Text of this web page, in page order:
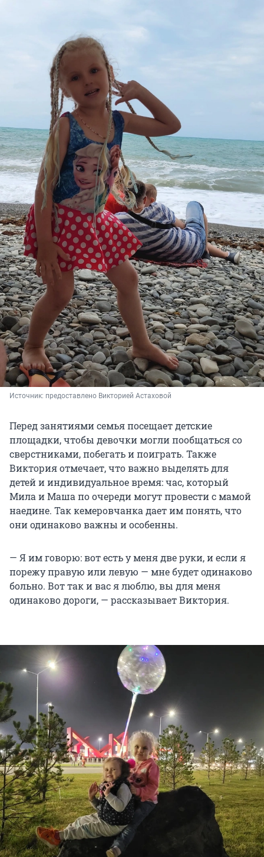
Источник: предоставлено Викторией Астаховой
Перед занятиями семья посещает детские
площадки, чтобы девочки могли пообщаться со
сверстниками, побегать и поиграть. Также
Виктория отмечает, что важно выделять для
детей и индивидуальное время: час, который
Мила и Маша по очереди могут провести с мамой
наедине. Так кемеровчанка дает им понять, что
они одинаково важны и особенны.
— Я им говорю: вот есть у меня две руки, и если я
порежу правую или левую — мне будет одинаково
больно. Вот так и вас я люблю, вы для меня
одинаково дороги, — рассказывает Виктория.